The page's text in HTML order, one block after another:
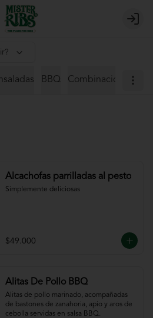
Login
BBQ Combinaciones
Alcachofas parrilladas al pesto
Simplemente deliciosas
$49.000
Alitas De Pollo BBQ
Alitas de pollo marinado, acompañadas
de bastones de zanahoria, apio y aros de
cebolla servidas en salsa BBQ.